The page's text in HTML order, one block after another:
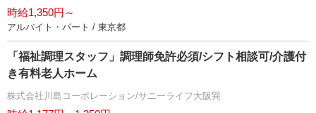
時給1,350円～
アルバイト・パート / 東京都
「福祉調理スタッフ」調理師免許必須/シフト相談可/介護付
き有料老人ホーム
株式会社川島コーポレーション/サニーライフ大阪巽